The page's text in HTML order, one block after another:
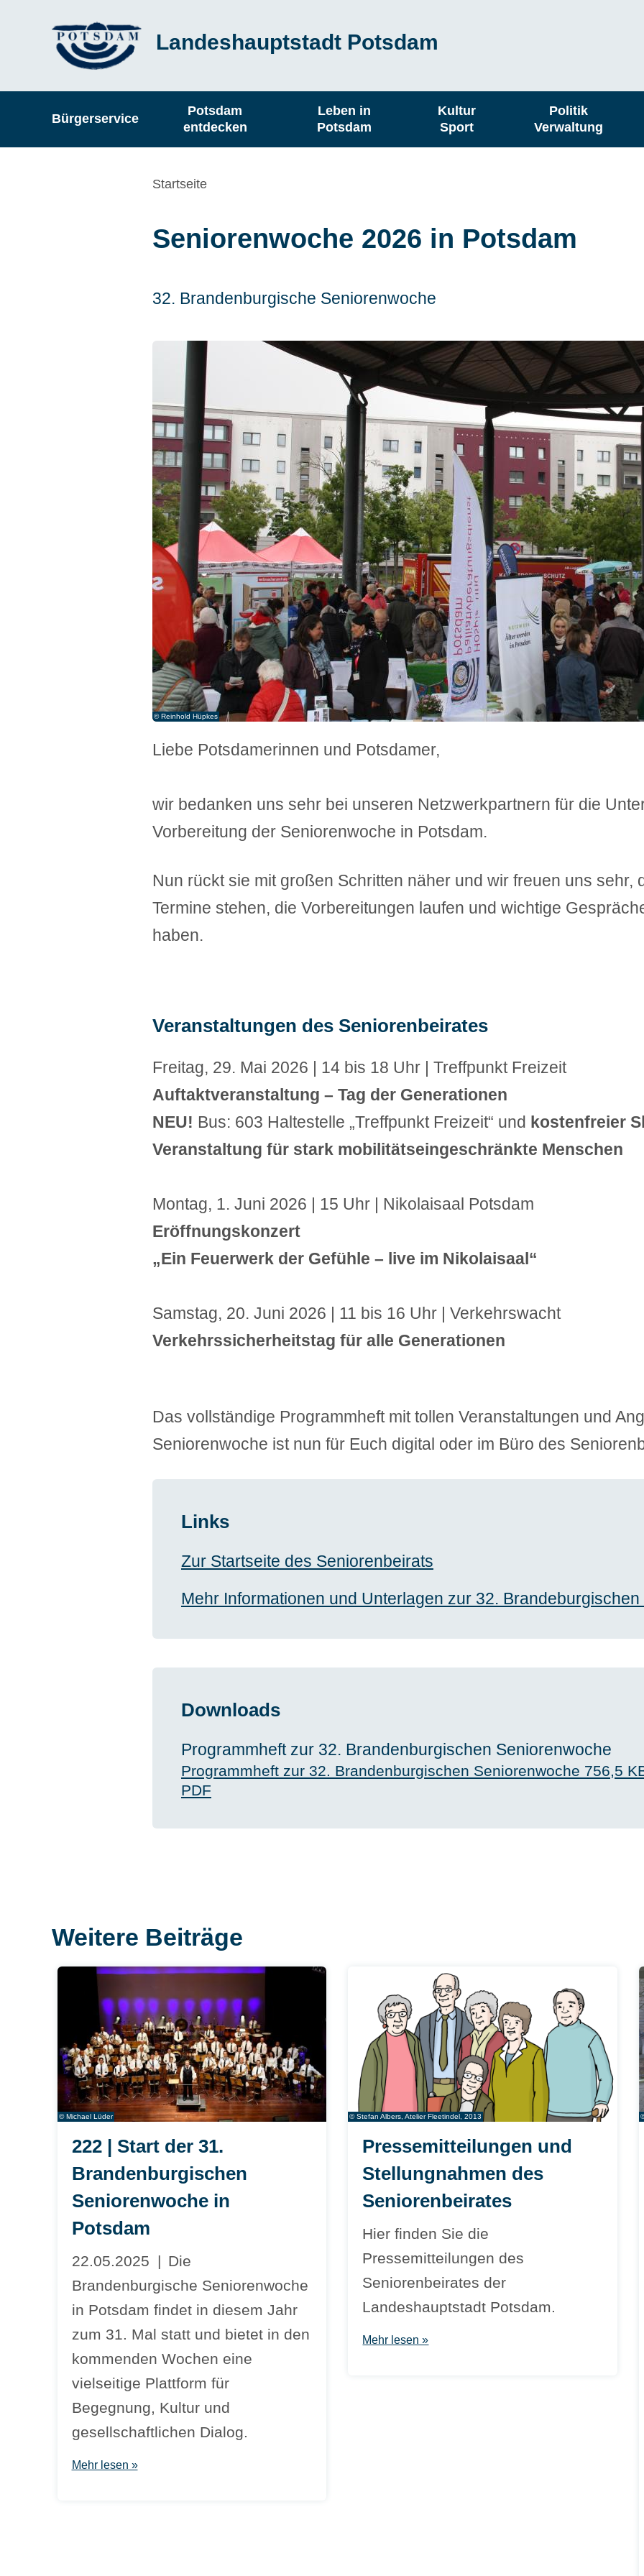
Landeshauptstadt Potsdam
Bürgerservice
Potsdam
entdecken
Leben in
Potsdam
Kultur
Sport
Politik
Verwaltung
Pfadnavigation
Startseite
Seniorenwoche 2026 in Potsdam
32. Brandenburgische Seniorenwoche
© Reinhold Hüpkes
Liebe Potsdamerinnen und Potsdamer,
wir bedanken uns sehr bei unseren Netzwerkpartnern für die
Vorbereitung der Seniorenwoche in Potsdam.
Nun rückt sie mit großen Schritten näher und wir freuen uns sehr,
Termine stehen, die Vorbereitungen laufen und wichtige
haben.
Veranstaltungen des Seniorenbeirates
Freitag, 29. Mai 2026 | 14 bis 18 Uhr | Treffpunkt Freizeit
Auftaktveranstaltung – Tag der Generationen
NEU! Bus: 603 Haltestelle „Treffpunkt Freizeit“ und kostenfreier
Veranstaltung für stark mobilitätseingeschränkte Menschen
Montag, 1. Juni 2026 | 15 Uhr | Nikolaisaal Potsdam
Eröffnungskonzert
„Ein Feuerwerk der Gefühle – live im Nikolaisaal“
Samstag, 20. Juni 2026 | 11 bis 16 Uhr | Verkehrswacht
Verkehrssicherheitstag für alle Generationen
Das vollständige Programmheft mit tollen Veranstaltungen und
Seniorenwoche ist nun für Euch digital oder im Büro des
Links
Zur Startseite des Seniorenbeirats
Mehr Informationen und Unterlagen zur 32.
Downloads
Programmheft zur 32. Brandenburgischen Seniorenwoche
Programmheft zur 32. Brandenburgischen Seniorenwoche 756,5
PDF
Weitere Beiträge
© Michael Lüder
222 | Start der 31.
Brandenburgischen
Seniorenwoche in
Potsdam
22.05.2025
Die
Brandenburgische Seniorenwoche
in Potsdam findet in diesem Jahr
zum 31. Mal statt und bietet in den
kommenden Wochen eine
vielseitige Plattform für
Begegnung, Kultur und
gesellschaftlichen Dialog.
Mehr lesen »
© Stefan Albers, Atelier Fleetindel, 2013
Pressemitteilungen und
Stellungnahmen des
Seniorenbeirates
Hier finden Sie die
Pressemitteilungen des
Seniorenbeirates der
Landeshauptstadt Potsdam.
Mehr lesen »